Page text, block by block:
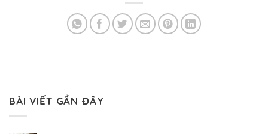
BÀI VIẾT GẦN ĐÂY